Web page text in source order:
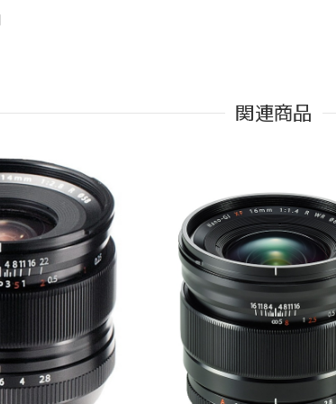
関連商品